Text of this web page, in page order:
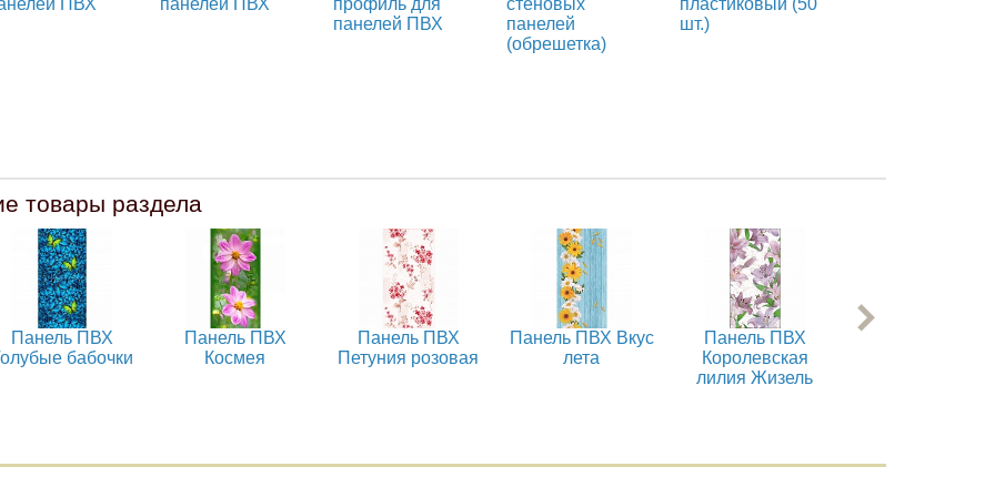
ПВХ
панелей ПВХ
профиль для
панелей ПВХ
стеновых
панелей
(обрешетка)
пластиковый (50
шт.)
товары раздела
Панель ПВХ
бабочки
Панель ПВХ
Космея
Панель ПВХ
Петуния розовая
Панель ПВХ Вкус
лета
Панель ПВХ
Королевская
лилия Жизель